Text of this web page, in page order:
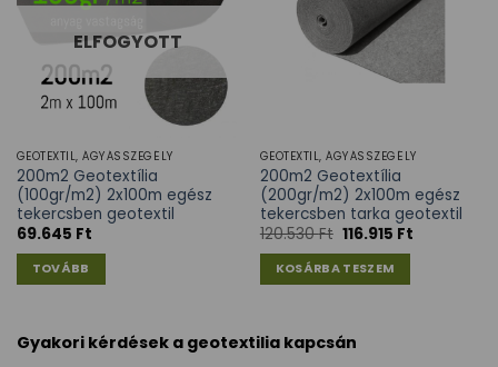
ELFOGYOTT
GEOTEXTIL, ÁGYÁSSZEGÉLY
200m2 Geotextília
(100gr/m2) 2x100m egész
tekercsben geotextil
69.645 Ft
TOVÁBB
GEOTEXTIL, ÁGYÁSSZEGÉLY
200m2 Geotextília
(200gr/m2) 2x100m egész
tekercsben tarka geotextil
120.530Ft 116.915 Ft
KOSÁRBA TESZEM
Gyakori kérdések a geotextilia kapcsán